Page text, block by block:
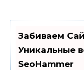
Забиваем
Уникальные
SeoHammer